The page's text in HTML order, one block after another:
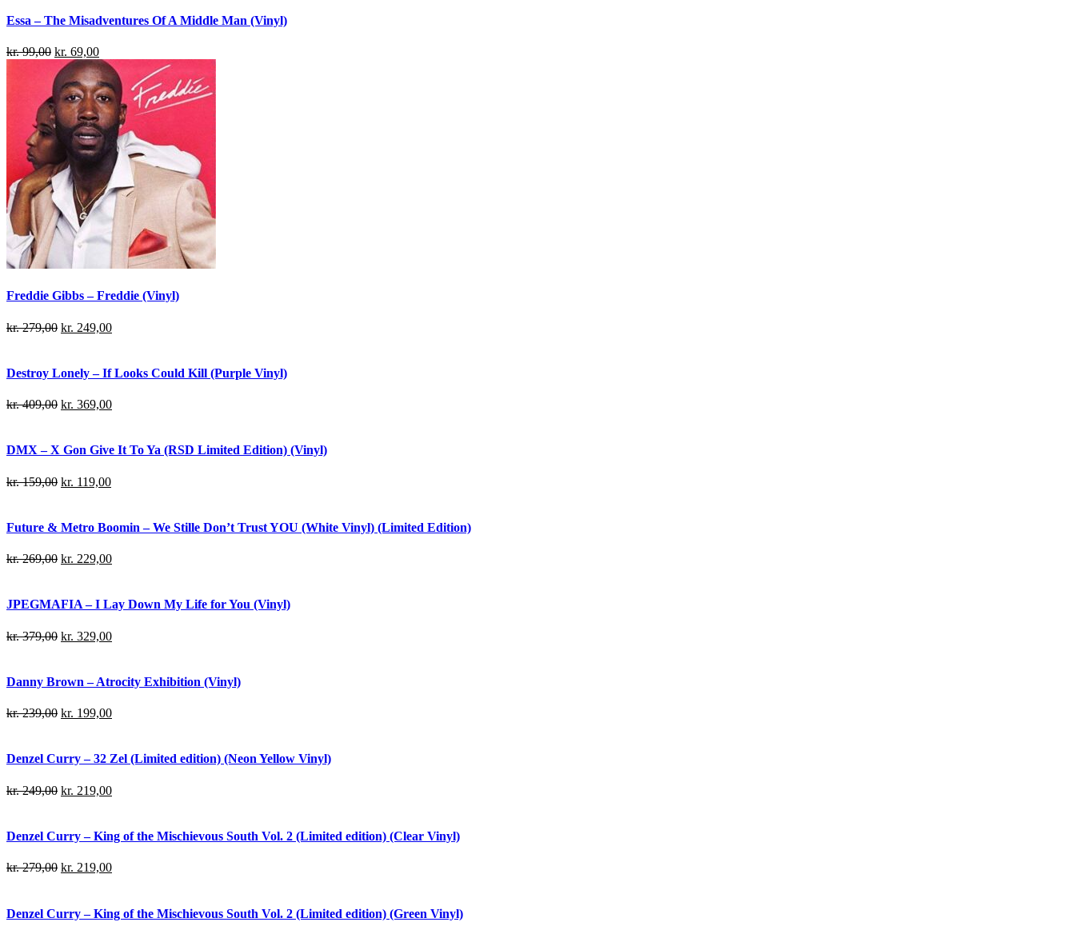
Essa – The Misadventures Of A Middle Man (Vinyl)
kr.99,00 kr. 69,00
Freddie Gibbs – Freddie (Vinyl)
kr.279,00 kr. 249,00
Destroy Lonely – If Looks Could Kill (Purple Vinyl)
kr.409,00 kr. 369,00
DMX – X Gon Give It To Ya (RSD Limited Edition) (Vinyl)
kr.159,00 kr. 119,00
Future & Metro Boomin – We Stille Don’t Trust YOU (White Vinyl) (Limited Edition)
kr.269,00 kr. 229,00
JPEGMAFIA – I Lay Down My Life for You (Vinyl)
kr.379,00 kr. 329,00
Danny Brown – Atrocity Exhibition (Vinyl)
kr.239,00 kr. 199,00
Denzel Curry – 32 Zel (Limited edition) (Neon Yellow Vinyl)
kr.249,00 kr. 219,00
Denzel Curry – King of the Mischievous South Vol. 2 (Limited edition) (Clear Vinyl)
kr.279,00 kr. 219,00
Denzel Curry – King of the Mischievous South Vol. 2 (Limited edition) (Green Vinyl)